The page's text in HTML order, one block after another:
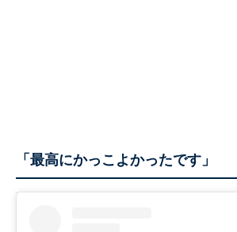
「最高にかっこよかったです」